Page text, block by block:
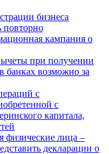
бизнеса
повторно
кампания о
при получении
банках возможно за
с
с
капитала,
физические лица –
декларации о